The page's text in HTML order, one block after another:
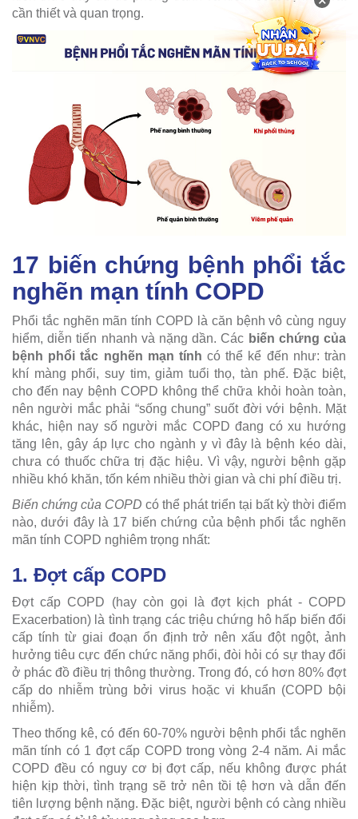
cần thiết và quan trọng.
17 biến chứng bệnh phổi tắc
nghẽn mạn tính COPD
Phổi tắc nghẽn mãn tính COPD là căn bệnh vô cùng nguy
hiểm, diễn tiến nhanh và nặng dần. Các biến chứng của
bệnh phổi tắc nghẽn mạn tính có thể kể đến như: tràn
khí màng phổi, suy tim, giảm tuổi thọ, tàn phế. Đặc biệt,
cho đến nay bệnh COPD không thể chữa khỏi hoàn toàn,
nên người mắc phải “sống chung” suốt đời với bệnh. Mặt
khác, hiện nay số người mắc COPD đang có xu hướng
tăng lên, gây áp lực cho ngành y vì đây là bệnh kéo dài,
chưa có thuốc chữa trị đặc hiệu. Vì vậy, người bệnh gặp
nhiều khó khăn, tốn kém nhiều thời gian và chi phí điều trị.
Biến chứng của COPD có thể phát triển tại bất kỳ thời điểm
nào, dưới đây là 17 biến chứng của bệnh phổi tắc nghẽn
mãn tính COPD nghiêm trọng nhất:
1. Đợt cấp COPD
Đợt cấp COPD (hay còn gọi là đợt kịch phát - COPD
Exacerbation) là tình trạng các triệu chứng hô hấp biến đổi
cấp tính từ giai đoạn ổn định trở nên xấu đột ngột, ảnh
hưởng tiêu cực đến chức năng phổi, đòi hỏi có sự thay đổi
ở phác đồ điều trị thông thường. Trong đó, có hơn 80% đợt
cấp do nhiễm trùng bởi virus hoặc vi khuẩn (COPD bội
nhiễm).
Theo thống kê, có đến 60-70% người bệnh phổi tắc nghẽn
mãn tính có 1 đợt cấp COPD trong vòng 2-4 năm. Ai mắc
COPD đều có nguy cơ bị đợt cấp, nếu không được phát
hiện kịp thời, tình trạng sẽ trở nên tồi tệ hơn và dẫn đến
tiên lượng bệnh nặng. Đặc biệt, người bệnh có càng nhiều